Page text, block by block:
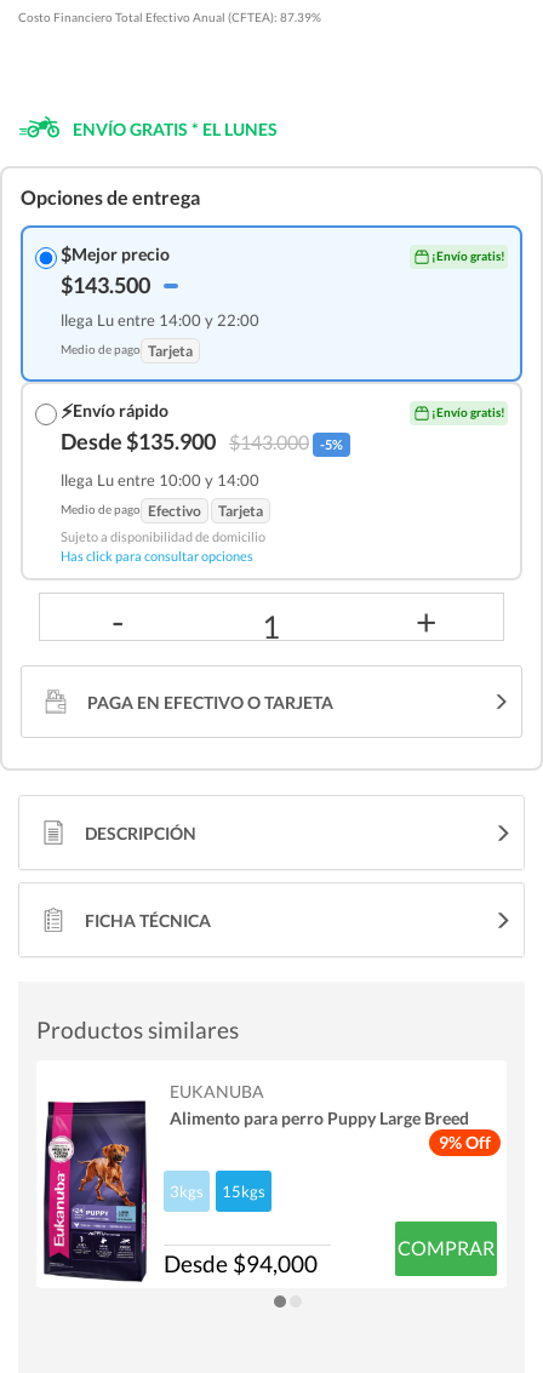
Costo Financiero Total Efectivo Anual (CFTEA): 87.39%
ENVÍO GRATIS * EL LUNES
Opciones de entrega
$Mejor precio ¡Envío gratis!
$143.500
llega Lu entre 14:00 y 22:00
Medio de pago Tarjeta
⚡Envío rápido ¡Envío gratis!
Desde $135.900 $143.000 -5%
llega Lu entre 10:00 y 14:00
Medio de pago Efectivo Tarjeta
Sujeto a disponibilidad de domicilio
Has click para consultar opciones
- 1 +
PAGA EN EFECTIVO O TARJETA
DESCRIPCIÓN
FICHA TÉCNICA
Productos similares
9% Off
EUKANUBA
Alimento para perro Puppy Large Breed
3kgs 15kgs
Desde $94,000
COMPRAR